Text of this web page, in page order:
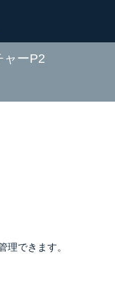
ャーP2
理できます。